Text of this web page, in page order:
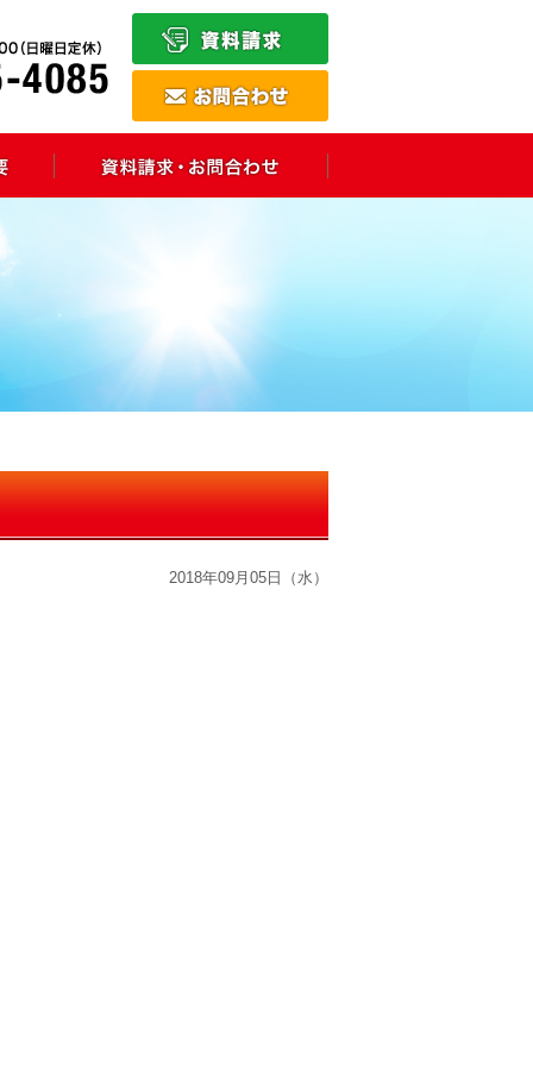
2018年09月05日（水）